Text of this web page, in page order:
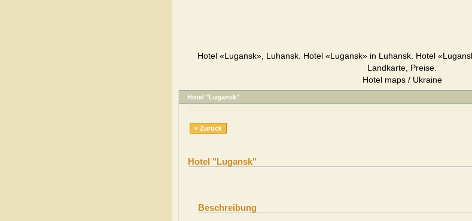
Hotel «Lugansk», Luhansk. Hotel «Lugansk» in Luhansk. Hotel
Landkarte, Preise.
Hotel maps / Ukraine
Hotel "Lugansk"
« Zurück
Hotel "Lugansk"
Beschreibung